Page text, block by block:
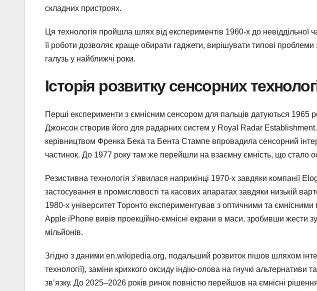
складних пристроях.
Ця технологія пройшла шлях від експериментів 1960-х до невіддільної
її роботи дозволяє краще обирати гаджети, вирішувати типові проблеми
галузь у найближчі роки.
Історія розвитку сенсорних
Перші експерименти з ємнісним сенсором для пальців датуються 1965
Джонсон створив його для радарних систем у Royal Radar
керівництвом Френка Бека та Бента Стампе впровадила сенсорний
частинок. До 1977 року там же перейшли на взаємну ємність, що стало
Резистивна технологія з’явилася наприкінці 1970-х завдяки компанії
застосування в промисловості та касових апаратах завдяки низькій
1980-х університет Торонто експериментував з оптичними та
Apple iPhone вивів проекційно-ємнісні екрани в маси, зробивши жести
мільйонів.
Згідно з даними en.wikipedia.org, подальший розвиток пішов шляхом
технології), заміни крихкого оксиду індію-олова на гнучкі альтернативи
зв’язку. До 2025–2026 років ринок повністю перейшов на ємнісні